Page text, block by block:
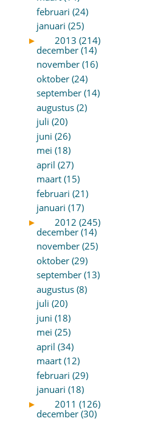
februari (24)
januari (25)
►
2013 (214)
december (14)
november (16)
oktober (24)
september (14)
augustus (2)
juli (20)
juni (26)
mei (18)
april (27)
maart (15)
februari (21)
januari (17)
►
2012 (245)
december (14)
november (25)
oktober (29)
september (13)
augustus (8)
juli (20)
juni (18)
mei (25)
april (34)
maart (12)
februari (29)
januari (18)
►
2011 (126)
december (30)